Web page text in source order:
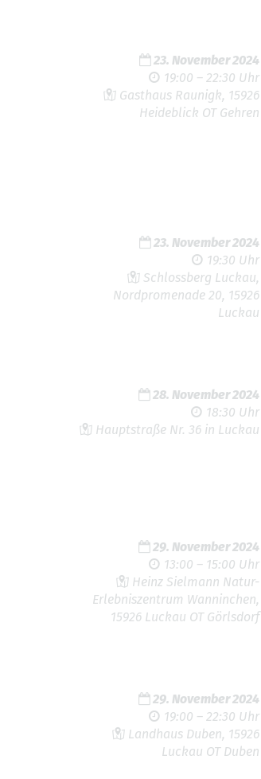
23. November 2024
19:00 – 22:30 Uhr
Gasthaus Raunigk, 15926
Heideblick OT Gehren
23. November 2024
19:30 Uhr
Schlossberg Luckau,
Nordpromenade 20, 15926
Luckau
28. November 2024
18:30 Uhr
Hauptstraße Nr. 36 in Luckau
29. November 2024
13:00 – 15:00 Uhr
Heinz Sielmann Natur-
Erlebniszentrum Wanninchen,
15926 Luckau OT Görlsdorf
29. November 2024
19:00 – 22:30 Uhr
Landhaus Duben, 15926
Luckau OT Duben